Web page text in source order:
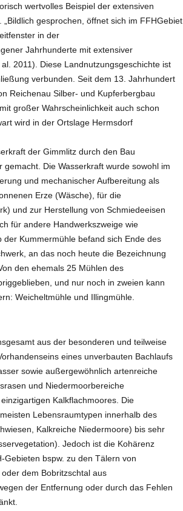
wertvolles Beispiel der extensiven
gesprochen, öffnet sich im FFHGebiet
in der
Jahrhunderte mit extensiver
2011). Diese Landnutzungsgeschichte ist
verbunden. Seit dem 13. Jahrhundert
Reichenau Silber- und Kupferbergbau
großer Wahrscheinlichkeit auch schon
wird in der Ortslage Hermsdorf
der Gimmlitz durch den Bau
Die Wasserkraft wurde sowohl im
und mechanischer Aufbereitung als
Erze (Wäsche), für die
und zur Herstellung von Schmiedeeisen
für andere Handwerkszweige wie
Kummermühle befand sich Ende des
an das noch heute die Bezeichnung
den ehemals 25 Mühlen des
und nur noch in zweien kann
Weicheltmühle und Illingmühle.
aus der besonderen und teilweise
eines unverbauten Bachlaufs
sowie außergewöhnlich artenreiche
und Niedermoorbereiche
Kalkflachmoores. Die
Lebensraumtypen innerhalb des
Kalkreiche Niedermoore) bis sehr
Jedoch ist die Kohärenz
bspw. zu den Tälern von
dem Bobritzschtal aus
der Entfernung oder durch das Fehlen